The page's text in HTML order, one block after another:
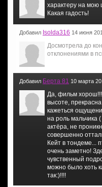
характеру на мою
Какая гадость!
Добавил Isolda316 14 июня
Досмотрела до
отклонениями в
Добавил Берта 81 10 марта
Да, фильм хорош!!!
высоте,
кажеться
на роль мальчика
актёра, не
совершенно
Кейт в тондеме...
очень заметно!
чувственный
можно было хоть
так:)!!!!